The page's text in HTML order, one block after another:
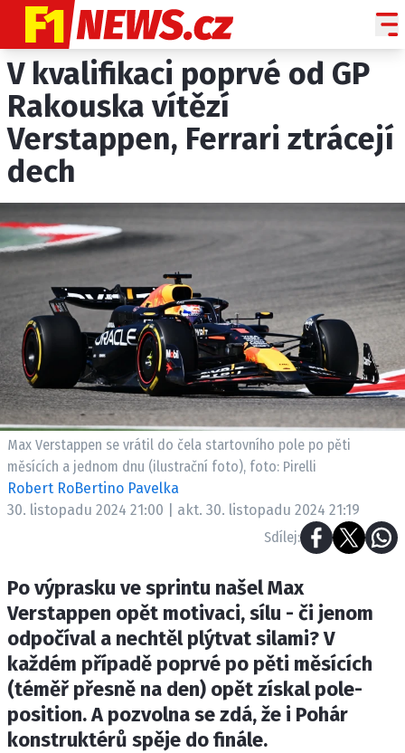
NOVINKY
GRAND PRIX
PADDOCK LINE
PROFILY JEZDCŮ
PROFILY TÝMŮ
ROZHOVORY
OSTATNÍ
SLEDUJTE NÁS NA|
ETICKÝ KODEX
KONTAKT
VYDAVATEL
INZERCE
OSOBNÍ ÚDAJE / COOKIES
Provozovatelem serveru F1NEWS.cz je
INCORP MEDIA GROUP s.r.o., IČ: 118 23 054
V kvalifikaci poprvé od GP
Rakouska vítězí
Verstappen, Ferrari ztrácejí
dech
Max Verstappen se vrátil do čela startovního pole po pěti
měsících a jednom dnu (ilustrační foto), foto: Pirelli
Robert RoBertino Pavelka
30. listopadu 2024 21:00 | akt. 30. listopadu 2024 21:19
Sdílej:
Po výprasku ve sprintu našel Max
Verstappen opět motivaci, sílu - či jenom
odpočíval a nechtěl plýtvat silami? V
každém případě poprvé po pěti měsících
(téměř přesně na den) opět získal pole-
position. A pozvolna se zdá, že i Pohár
konstruktérů spěje do finále.